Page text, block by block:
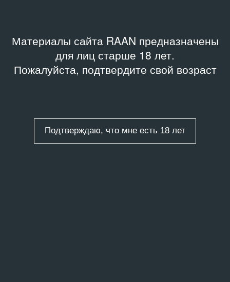
Материалы сайта RAAN предназначены
для лиц старше 18 лет.
Пожалуйста, подтвердите свой возраст
Подтверждаю, что мне есть 18 лет